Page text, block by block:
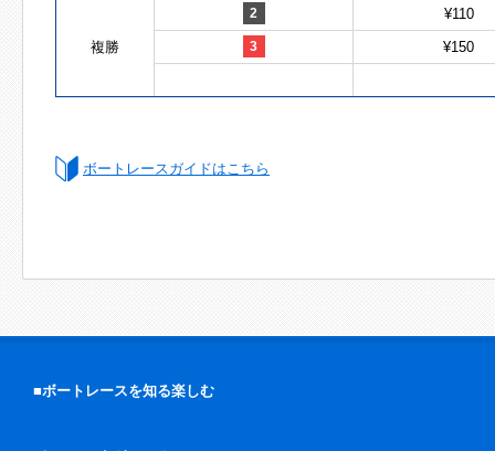
複勝
2 ¥110
3 ¥150
ボートレースガイドはこちら
■ボートレースを知る楽しむ